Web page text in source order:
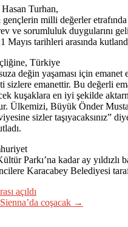
Turhan,
gençlerin milli değerler
ve sorumluluk duygularını
Mayıs tarihleri arasında
Türkiye
değin yaşaması için emanet
emanettir. Bu değerli
kuşaklara en iyi şekilde
Ülkemizi, Büyük Önder
sizler taşıyacaksınız”
Parkı’na kadar ay yıldızlı
Karacabey Belediyesi
açıldı
coşacak →